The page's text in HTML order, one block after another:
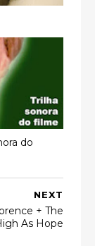
do
NEXT
+ The
As Hope